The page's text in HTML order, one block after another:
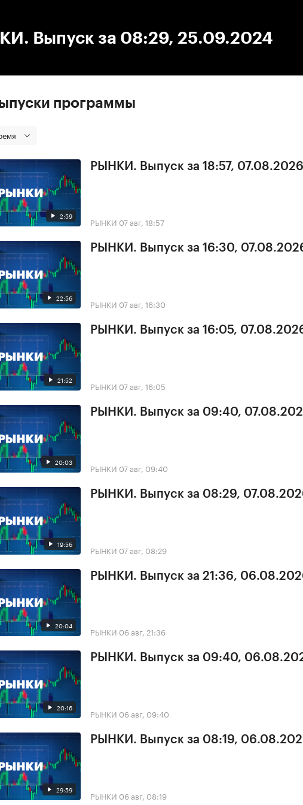
Выпуск за 08:29, 25.09.2024
программы
2:59
РЫНКИ. Выпуск за 18:57, 07.08.2026
РЫНКИ 07 авг, 18:57
22:56
РЫНКИ. Выпуск за 16:30,
РЫНКИ 07 авг, 16:30
21:52
РЫНКИ. Выпуск за 16:05,
РЫНКИ 07 авг, 16:05
20:03
РЫНКИ. Выпуск за 09:40,
РЫНКИ 07 авг, 09:40
19:56
РЫНКИ. Выпуск за 08:29,
РЫНКИ 07 авг, 08:29
20:04
РЫНКИ. Выпуск за 21:36,
РЫНКИ 06 авг, 21:36
20:16
РЫНКИ. Выпуск за 09:40,
РЫНКИ 06 авг, 09:40
29:59
РЫНКИ. Выпуск за 08:19,
РЫНКИ 06 авг, 08:19